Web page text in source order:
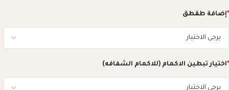
*إضافة طقطق
*اختيار تبطين الاكمام (للاكمام الشفافه)